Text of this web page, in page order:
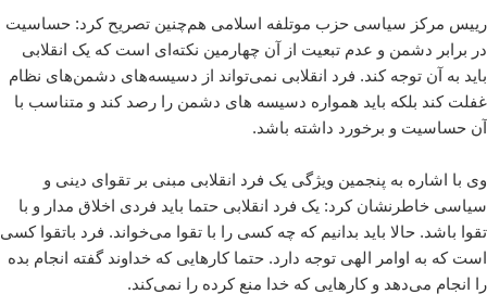
رییس مرکز سیاسی حزب موتلفه اسلامی هم‌چنین تصریح کرد: حساسیت
در برابر دشمن و عدم تبعیت از آن چهارمین نکته‌ای است که یک انقلابی
باید به آن توجه کند. فرد انقلابی نمی‌تواند از دسیسه‌های دشمن‌های نظام
غفلت کند بلکه باید همواره دسیسه های دشمن را رصد کند و متناسب با
آن حساسیت و برخورد داشته باشد.
وی با اشاره به پنجمین ویژگی یک فرد انقلابی مبنی بر تقوای دینی و
سیاسی خاطرنشان کرد: یک فرد انقلابی حتما باید فردی اخلاق مدار و با
تقوا باشد. حالا باید بدانیم که چه کسی را با تقوا می‌خواند. فرد باتقوا کسی
است که به اوامر الهی توجه دارد. حتما کارهایی که خداوند گفته انجام بده
را انجام می‌دهد و کارهایی که خدا منع کرده را نمی‌کند.